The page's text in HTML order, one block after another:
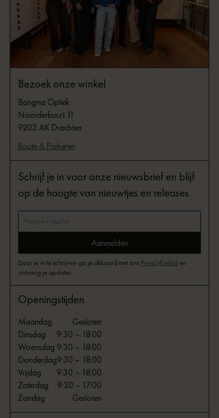
Bezoek onze winkel
Bangma Optiek
Noorderbuurt 11
9203 AK Drachten
Route & Parkeren
Schrijf je in voor onze nieuwsbrief en blijf
op de hoogte van nieuwtjes en releases.
Door je in te schrijven ga je akkoord met ons Privacybeleid en
ontvang je updates.
Openingstijden
Maandag
Gesloten
Dinsdag
9:30 – 18:00
Woensdag 9:30 – 18:00
Donderdag9:30 – 18:00
Vrijdag
9:30 – 18:00
Zaterdag
9:30 – 17:00
Zondag
Gesloten